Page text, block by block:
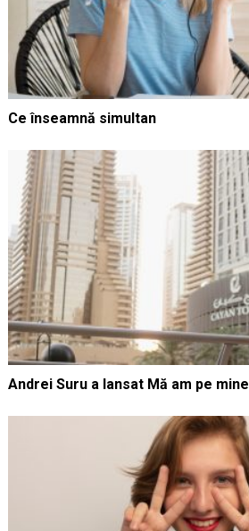
Ce înseamnă simultan
Andrei Suru a lansat Mă am pe mine